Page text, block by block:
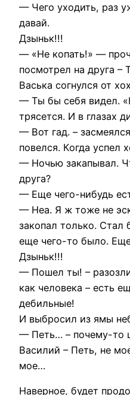
— Чего уходить, раз
давай.
Дзыньк!!!
— «Не копать!» —
посмотрел на друга –
Васька согнулся от
— Ты бы себя видел.
трясется. И в глазах
— Вот гад. –
повелся. Когда успел
— Ночью закапывал.
друга?
— Еще чего-нибудь
— Неа. Я ж тоже не
закопал только.
еще чего-то было.
Дзыньк!!!
— Пошел ты! –
как человека – есть
дебильные!
И выбросил из ямы
— Петь… – почему-то
Василий – Петь, не
мое…
Наверное, будет